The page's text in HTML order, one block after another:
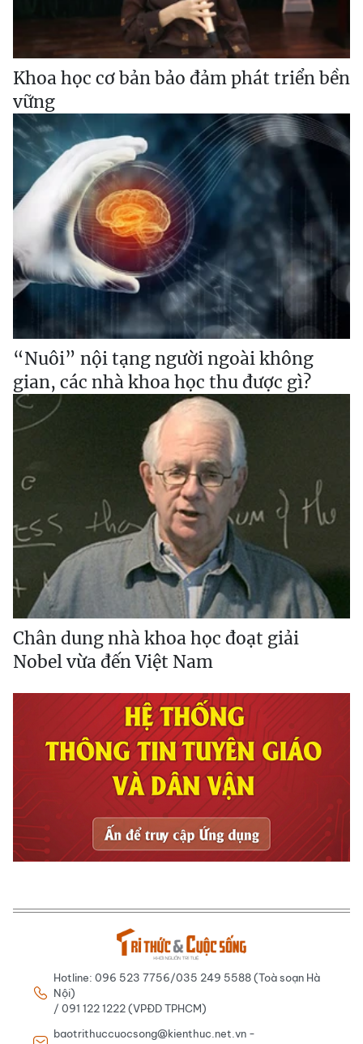
Khoa học cơ bản bảo đảm phát triển bền
vững
“Nuôi” nội tạng người ngoài không
gian, các nhà khoa học thu được gì?
Chân dung nhà khoa học đoạt giải
Nobel vừa đến Việt Nam
Hotline: 096 523 7756/035 249 5588 (Toà soạn Hà
Nội)
/ 091 122 1222 (VPĐD TPHCM)
baotrithuccuocsong@kienthuc.net.vn -